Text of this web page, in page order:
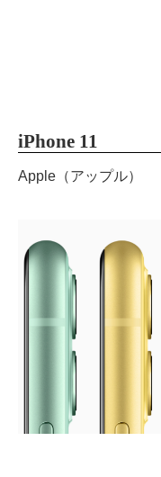
iPhone 11
Apple（アップル）